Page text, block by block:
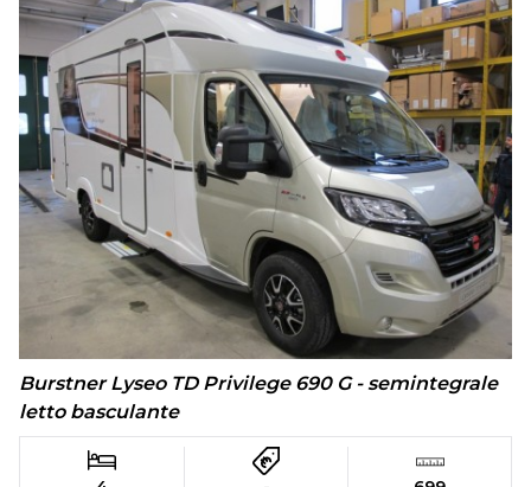
Burstner Lyseo TD Privilege 690 G - semintegrale
letto basculante